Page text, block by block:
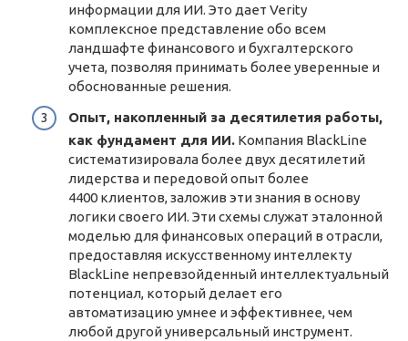
информации для ИИ. Это дает Verity
комплексное представление обо всем
ландшафте финансового и бухгалтерского
учета, позволяя принимать более уверенные и
обоснованные решения.
Опыт, накопленный за десятилетия работы,
как фундамент для ИИ. Компания BlackLine
систематизировала более двух десятилетий
лидерства и передовой опыт более
4400 клиентов, заложив эти знания в основу
логики своего ИИ. Эти схемы служат эталонной
моделью для финансовых операций в отрасли,
предоставляя искусственному интеллекту
BlackLine непревзойденный интеллектуальный
потенциал, который делает его
автоматизацию умнее и эффективнее, чем
любой другой универсальный инструмент.